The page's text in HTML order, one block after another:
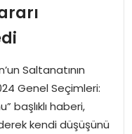
Saltanatının
Genel Seçimleri:
başlıklı haberi,
kendi düşüşünü